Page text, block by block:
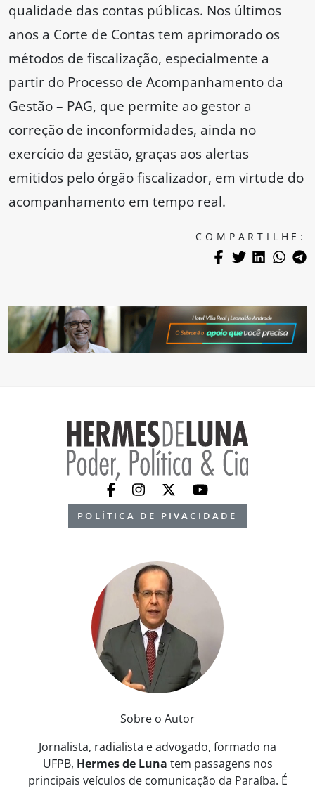
qualidade das contas públicas. Nos últimos
anos a Corte de Contas tem aprimorado os
métodos de fiscalização, especialmente a
partir do Processo de Acompanhamento da
Gestão – PAG, que permite ao gestor a
correção de inconformidades, ainda no
exercício da gestão, graças aos alertas
emitidos pelo órgão fiscalizador, em virtude do
acompanhamento em tempo real.
COMPARTILHE:
POLÍTICA DE PIVACIDADE
Sobre o Autor
Jornalista, radialista e advogado, formado na
UFPB, Hermes de Luna tem passagens nos
principais veículos de comunicação da Paraíba. É